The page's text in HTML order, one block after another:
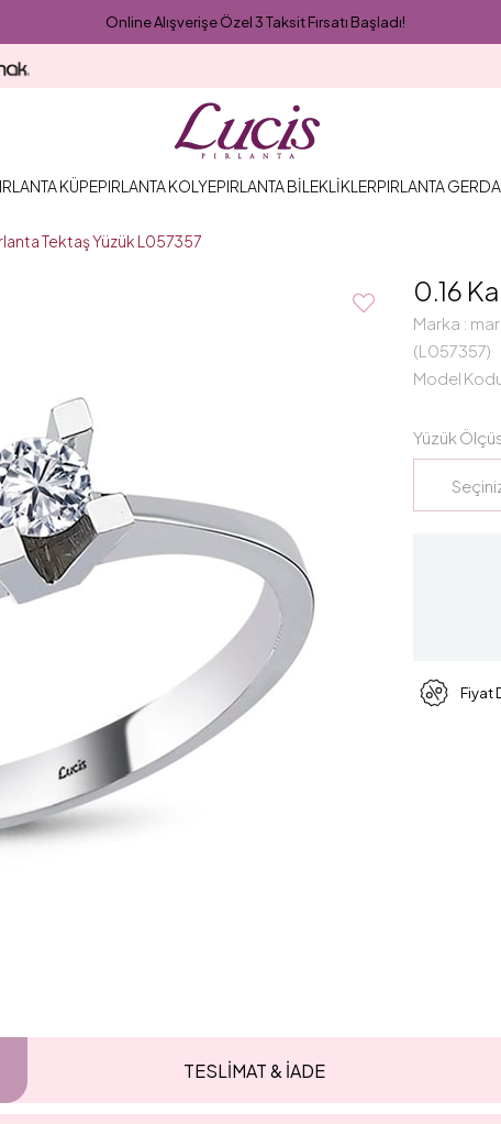
Online Alışverişe Özel 3 Taksit Fırsatı Başladı!
KÜPEPIRLANTA KOLYEPIRLANTA BİLEKLİKLERPIRLANTA
Tektaş Yüzük L057357
0.16
Marka :
(L057357)
Model
Yüzük
Fiyat
TESLİMAT & İADE